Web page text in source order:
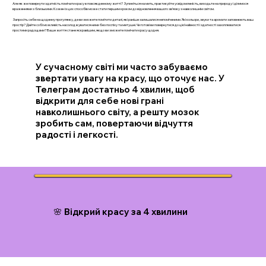
Але як же повернути здатність помічати красу в повсякденному житті? Зупиніться на мить, практикуйте усвідомленість, виходьте на природу і ділимося
враженнями з близькими. Кожен із цих способів може стати першим кроком до відновлення вашого зв’язку з навколишнім світом.
Запросіть себе на щоденну прогулянку, де ви зможете помітити деталі, які раніше залишалися непоміченими. Які кольори, звуки та аромати заповнюють ваш
простір? Дайте собі можливість насолоджуватися ними без поспіху та метушні. Чи готові ви повернутися до цієї наївності і здатності захоплюватися
простими радощами? Ваше життя стане яскравішим, якщо ви зможете помічати красу щодня.
У сучасному світі ми часто забуваємо
звертати увагу на красу, що оточує нас. У
Телеграм достатньо 4 хвилин, щоб
відкрити для себе нові грані
навколишнього світу, а решту мозок
зробить сам, повертаючи відчуття
радості і легкості.
🌸 Відкрий красу за 4 хвилини